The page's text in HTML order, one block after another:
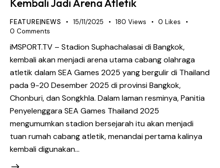
Kembali Jadi Arena Atletik
FEATURE|NEWS 15/11/2025 180 Views 0 Likes
0 Comments
iMSPORT.TV – Stadion Suphachalasai di Bangkok,
kembali akan menjadi arena utama cabang olahraga
atletik dalam SEA Games 2025 yang bergulir di Thailand
pada 9-20 Desember 2025 di provinsi Bangkok,
Chonburi, dan Songkhla. Dalam laman resminya, Panitia
Penyelenggara SEA Games Thailand 2025
mengumumkan stadion bersejarah itu akan menjadi
tuan rumah cabang atletik, menandai pertama kalinya
kembali digunakan…